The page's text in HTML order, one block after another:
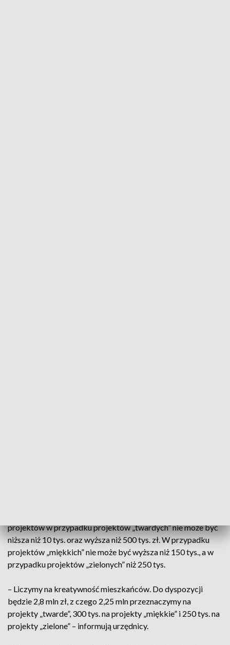
projektów w przypadku projektów „twardych” nie może być
niższa niż 10 tys. oraz wyższa niż 500 tys. zł. W przypadku
projektów „miękkich” nie może być wyższa niż 150 tys., a w
przypadku projektów „zielonych” niż 250 tys.
– Liczymy na kreatywność mieszkańców. Do dyspozycji
będzie 2,8 mln zł, z czego 2,25 mln przeznaczymy na
projekty „twarde”, 300 tys. na projekty „miękkie” i 250 tys. na
projekty „zielone” – informują urzędnicy.